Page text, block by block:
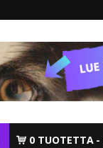
0 TUOTETTA